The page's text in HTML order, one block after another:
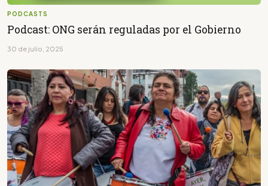
PODCASTS
Podcast: ONG serán reguladas por el Gobierno
30 de julio, 2025